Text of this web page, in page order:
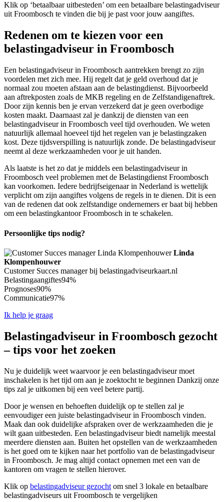
Klik op ‘betaalbaar uitbesteden’ om een betaalbare belastingadviseur
uit Froombosch te vinden die bij je past voor jouw aangiftes.
Redenen om te kiezen voor een
belastingadviseur in Froombosch
Een belastingadviseur in Froombosch aantrekken brengt zo zijn
voordelen met zich mee. Hij regelt dat je geld overhoud dat je
normaal zou moeten afstaan aan de belastingdienst. Bijvoorbeeld
aan aftrekposten zoals de MKB regeling en de Zelfstandigenaftrek.
Door zijn kennis ben je ervan verzekerd dat je geen overbodige
kosten maakt. Daarnaast zal je dankzij de diensten van een
belastingadviseur in Froombosch veel tijd overhouden. We weten
natuurlijk allemaal hoeveel tijd het regelen van je belastingzaken
kost. Deze tijdsverspilling is natuurlijk zonde. De belastingadviseur
neemt al deze werkzaamheden voor je uit handen.
Als laatste is het zo dat je middels een belastingadviseur in
Froombosch veel problemen met de Belastingdienst Froombosch
kan voorkomen. Iedere bedrijfseigenaar in Nederland is wettelijk
verplicht om zijn aangiftes volgens de regels in te dienen. Dit is een
van de redenen dat ook zelfstandige ondernemers er baat bij hebben
om een belastingkantoor Froombosch in te schakelen.
Persoonlijke tips nodig?
Linda
Klompenhouwer
Customer Succes manager bij belastingadviseurkaart.nl
Belastingaangiftes94%
Prognoses90%
Communicatie97%
Ik help je graag
Belastingadviseur in Froombosch gezocht
– tips voor het zoeken
Nu je duidelijk weet waarvoor je een belastingadviseur moet
inschakelen is het tijd om aan je zoektocht te beginnen Dankzij onze
tips zal je uitkomen bij een veel betere partij.
Door je wensen en behoeften duidelijk op te stellen zal je
eenvoudiger een juiste belastingadviseur in Froombosch vinden.
Maak dan ook duidelijke afspraken over de werkzaamheden die je
wilt gaan uitbesteden. Een belastingadviseur biedt namelijk meestal
meerdere diensten aan. Buiten het opstellen van de werkzaamheden
is het goed om te kijken naar het portfolio van de belastingadviseur
in Froombosch. Je mag altijd contact opnemen met een van de
kantoren om vragen te stellen hierover.
Klik op belastingadviseur gezocht om snel 3 lokale en betaalbare
belastingadviseurs uit Froombosch te vergelijken